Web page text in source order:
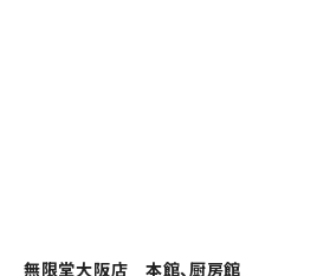
無限堂大阪店 本館、厨房館